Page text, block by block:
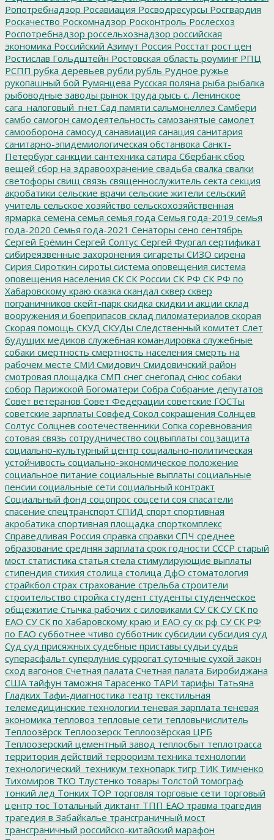
Ропотребнадзор Росавиация Росводресурсы Росгвардия
Роскачество Роскомнадзор Росконтроль Рослесхоз
Роспотребнадзор россельхознадзор российская
экономика Российский Азимут Россия Росстат рост цен
Ростислав Гольдштейн Ростовская область роуминг РПЦ
РСПП рубка деревьев рубли рубль Рудное ружье
рукопашный бой Румянцева Русская поляна рыба рыбалка
рыбоводные заводы рынок труда рысь с. Ленинское
сага_налоговый_гнет Сад памяти сальмонеллез Самбери
самбо самогон самодеятельность самозанятые самолет
самооборона самосуд санавиация санация санитария
санитарно-эпидемиологическая обстанвока Санкт-
Петербург санкции сантехника сатира Сбербанк сбор
вещей сбор на здравоохранение свадьба свалка свалки
светофоры свищ связь священнослужитель секта секция
акробатики сельские врачи сельские жители сельский
учитель сельское хозяйство сельскохозяйственная
ярмарка семена семья семья года Семья года-2019 семья
года-2020 Семья года-2021 Сенаторы сено сентябрь
Сергей Ерёмин Сергей Солтус Сергей Фургал сертификат
сибиреязвенные захоронения сигареты СИЗО сирена
Сирия Сироткин сироты система оповещения система
оповещения населения СК СК России СК РФ СК РФ по
Хабаровскому краю сказка скандал сквер сквер
пограничников скейт-парк скидка скидки и акции склад
вооружения и боеприпасов склад пиломатериалов скорая
Скорая помощь СКУД СКУДы Следственный комитет Слет
будущих медиков служебная командировка служебные
собаки смертность смертность населения смерть на
рабочем месте СМИ Смидович Смидовичский район
смотровая площадка СМП снег снегопад снюс собаки
собор Парижской Богоматери Собра Собрание депутатов
Совет ветеранов Совет Федерации советские ГОСТы
советские зарплаты Совфед Сокол сокращения Солнцев
Солтус Солцнев соотечественники Сопка соревнования
сотовая связь сотрудничество соцвыплаты соцзащита
социально-культурный центр социально-политическая
устойчивость социально-экономическое положение
социальное питание социальные выплаты социальные
пенсии социальные сети социальный контракт
Социальный фонд соцопрос соцсети соя спасатели
спасение спецтранспорт СПИД спорт спортивная
акробатика спортивная площадка спорткомплекс
Справедливая Россия справка справки СПЧ среднее
образование средняя зарплата срок годности СССР старый
мост статистика статья стела стимулирующие выплаты
стипендия стихия столица столица ДфО стоматология
страйкбол страх страхование стрельба строители
строительство стройка студент студенты студенческое
общежитие Стычка рабочих с силовиками СУ СК СУ СК по
ЕАО СУ СК по Хабаровскому краю и ЕАО су ск рф СУ СК РФ
по ЕАО субботнее чтиво субботник субсидии субсидия суд
Суд суд присяжных судебные приставы судьи судья
суперасфальт суперлуние суррогат суточные сухой закон
сход вагонов Счетная палата Счетная палата Биробиджана
США тайфун таможня Тарасенко ТАРИ тарифы Татьяна
Гладких Тафи-диагностика театр текстильная
телемедицинские технологии теневая зарплата теневая
экономика тепловоз тепловые сети тепловычислитель
Теплоозёрск Теплоозерск Теплоозёрская ЦРБ
Теплоозерский цементный завод теплосбыт теплотрасса
территория действий терроризм техника технологии
технологический_техникум технопарк тигр ТИК Тимченко
Тихомиров ТКО Тлустенко товары Толстой томограф
тонкий лед Тонких ТОР торговля торговые сети торговый
центр тос Тотальный диктант ТПП ЕАО травма трагедия
трагедия в Забайкалье трансграничный мост
трансграничный российско-китайский марафон